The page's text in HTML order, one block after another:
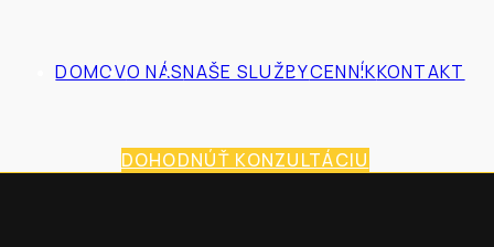
DOMOVO NÁSNAŠE SLUŽBYCENNÍKKONTAKT
DOHODNÚŤ KONZULTÁCIU